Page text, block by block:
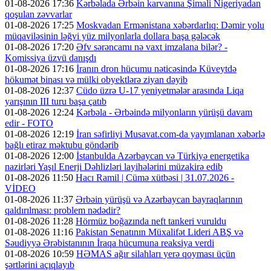
01-08-2026 17:36 Kərbəlada Ərbəin karvanına Şimali Nigeriyadan
qoşulan zəvvarlar
01-08-2026 17:25 Moskvadan Ermənistana xəbərdarlıq: Dəmir yolu
müqaviləsinin ləğvi yüz milyonlarla dollara başa gələcək
01-08-2026 17:20 Əfv sərəncamı nə vaxt imzalana bilər? -
Komissiya üzvü danışdı
01-08-2026 17:16 İranın dron hücumu nəticəsində Küveytdə
hökumət binası və mülki obyektlərə ziyan dəyib
01-08-2026 12:37 Cüdo üzrə U-17 yeniyetmələr arasında Liqa
yarışının III turu başa çatıb
01-08-2026 12:24 Kərbəla - Ərbəində milyonların yürüşü davam
edir - FOTO
01-08-2026 12:19 İran səfirliyi Musavat.com-da yayımlanan xəbərlə
bağlı etiraz məktubu göndərib
01-08-2026 12:00 İstanbulda Azərbaycan və Türkiyə energetika
nazirləri Yaşıl Enerji Dəhlizləri layihələrini müzakirə edib
01-08-2026 11:50 Hacı Ramil | Cümə xütbəsi | 31.07.2026 -
VİDEO
01-08-2026 11:37 Ərbəin yürüşü və Azərbaycan bayraqlarının
qaldırılması: problem nədədir?
01-08-2026 11:28 Hörmüz boğazında neft tankeri vuruldu
01-08-2026 11:16 Pakistan Senatının Müxalifət Lideri ABŞ və
Səudiyyə Ərəbistanının İraqa hücumuna reaksiya verdi
01-08-2026 10:59 HƏMAS ağır silahları yerə qoyması üçün
şərtlərini açıqlayıb